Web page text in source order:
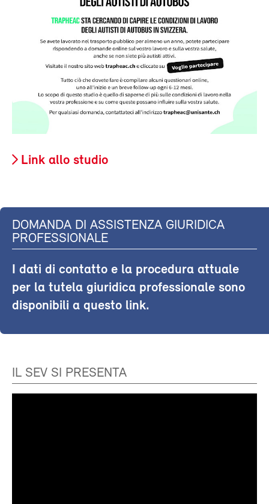
Link allo studio
DOMANDA DI ASSISTENZA GIURIDICA
PROFESSIONALE
I dati di contatto e la procedura attuale
per la tutela giuridica professionale sono
disponibili a questo link.
IL SEV SI PRESENTA